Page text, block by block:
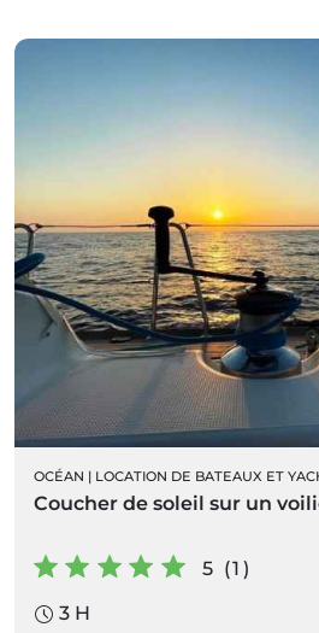
OCÉAN | LOCATION DE BATEAUX ET
Coucher de soleil sur un
5 (1)
3 H